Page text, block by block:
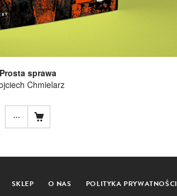
Prosta sprawa
Chmielarz
...
SKLEP O NAS POLITYKA PRYWATNOŚCI